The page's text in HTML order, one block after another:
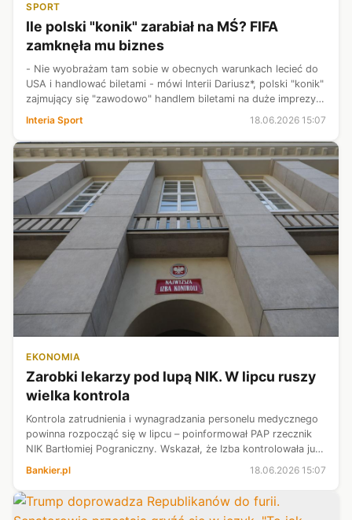
SPORT
Ile polski "konik" zarabiał na MŚ? FIFA
zamknęła mu biznes
- Nie wyobrażam tam sobie w obecnych warunkach lecieć do
USA i handlować biletami - mówi Interii Dariusz*, polski "konik"
zajmujący się "zawodowo" handlem biletami na duże imprezy.
Mówi o tym, jak takich jak on, pokonała FIFA i ujawnia, ile do
Interia Sport 18.06.2026 15:07
EKONOMIA
Zarobki lekarzy pod lupą NIK. W lipcu ruszy
wielka kontrola
Kontrola zatrudnienia i wynagradzania personelu medycznego
powinna rozpocząć się w lipcu – poinformował PAP rzecznik
NIK Bartłomiej Pograniczny. Wskazał, że Izba kontrolowała już
warszawski Szpital Południowy, a wyniki tej kontroli mają
zostać przeds...
Bankier.pl 18.06.2026 15:07